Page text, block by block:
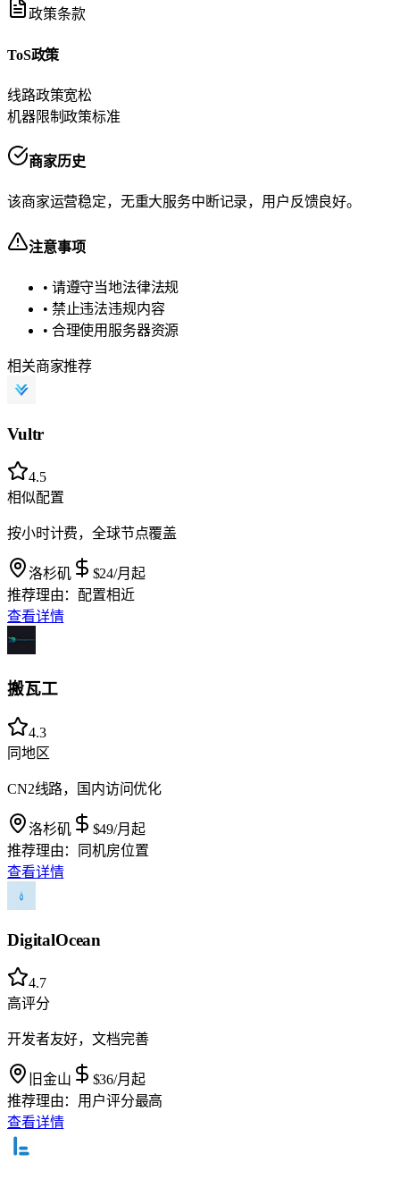
政策条款
ToS政策
线路政策宽松
机器限制政策标准
商家历史
该商家运营稳定，无重大服务中断记录，用户反馈良好。
注意事项
• 请遵守当地法律法规
• 禁止违法违规内容
• 合理使用服务器资源
相关商家推荐
Vultr
4.5
相似配置
按小时计费，全球节点覆盖
洛杉矶 $24/月起
推荐理由： 配置相近
查看详情
搬瓦工
4.3
同地区
CN2线路，国内访问优化
洛杉矶 $49/月起
推荐理由：
同机房位置
查看详情
DigitalOcean
4.7
高评分
开发者友好，文档完善
旧金山 $36/月起
推荐理由： 用户评分最高
查看详情